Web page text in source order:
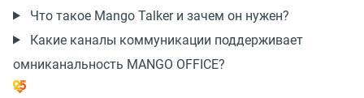
Что такое Mango Talker и зачем он нужен?
Какие каналы коммуникации поддерживает
омниканальность MANGO OFFICE?